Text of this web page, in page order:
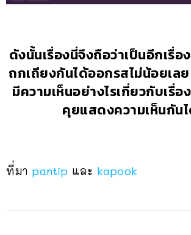
ดังนั้นเรื่องนี่จึงถือว่าเป็นอีกเรื่อ
ถกเถียงกันได้ออกรสไม่น้อยเล
มีความเห็นอย่างไรเกี่ยวกับเรื่
คุยแสดงความเห็นกัน
ที่มา pantip และ kapook